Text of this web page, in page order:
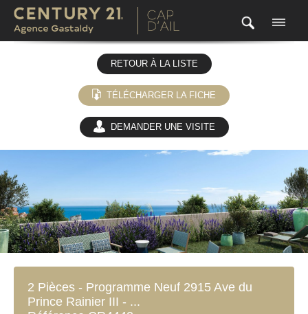
RETOUR À LA LISTE
TÉLÉCHARGER LA FICHE
DEMANDER UNE VISITE
(0)
2 Pièces - Programme Neuf 2915 Ave du
Prince Rainier III - ...